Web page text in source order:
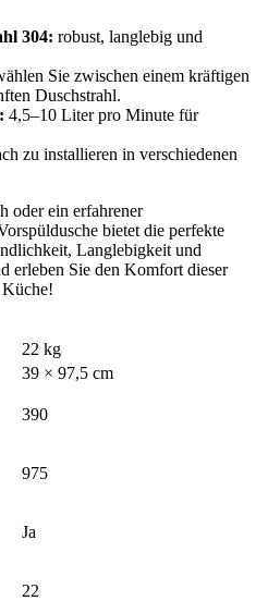
304: robust, langlebig und
Sie zwischen einem kräftigen
Duschstrahl.
4,5–10 Liter pro Minute für
zu installieren in verschiedenen
oder ein erfahrener
bietet die perfekte
Langlebigkeit und
erleben Sie den Komfort dieser
22 kg
39 × 97,5 cm
390
975
Ja
22